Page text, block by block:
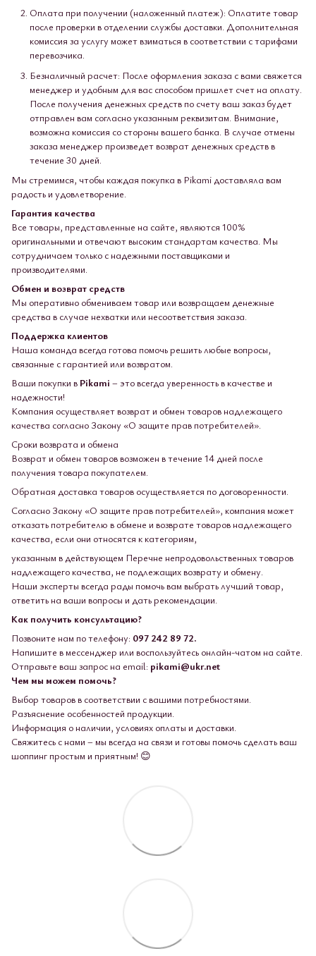
Оплата при получении (наложенный платеж): Оплатите товар
после проверки в отделении службы доставки. Дополнительная
комиссия за услугу может взиматься в соответствии с тарифами
перевозчика.
Безналичный расчет: После оформления заказа с вами свяжется
менеджер и удобным для вас способом пришлет счет на оплату.
После получения денежных средств по счету ваш заказ будет
отправлен вам согласно указанным реквизитам. Внимание,
возможна комиссия со стороны вашего банка. В случае отмены
заказа менеджер произведет возврат денежных средств в
течение 30 дней.
Мы стремимся, чтобы каждая покупка в Pikami доставляла вам
радость и удовлетворение.
Гарантия качества
Все товары, представленные на сайте, являются 100%
оригинальными и отвечают высоким стандартам качества. Мы
сотрудничаем только с надежными поставщиками и
производителями.
Обмен и возврат средств
Мы оперативно обмениваем товар или возвращаем денежные
средства в случае нехватки или несоответствия заказа.
Поддержка клиентов
Наша команда всегда готова помочь решить любые вопросы,
связанные с гарантией или возвратом.
Ваши покупки в Pikami – это всегда уверенность в качестве и
надежности!
Компания осуществляет возврат и обмен товаров надлежащего
качества согласно Закону «О защите прав потребителей».
Сроки возврата и обмена
Возврат и обмен товаров возможен в течение 14 дней после
получения товара покупателем.
Обратная доставка товаров осуществляется по договоренности.
Согласно Закону «О защите прав потребителей», компания может
отказать потребителю в обмене и возврате товаров надлежащего
качества, если они относятся к категориям,
указанным в действующем Перечне непродовольственных товаров
надлежащего качества, не подлежащих возврату и обмену.
Наши эксперты всегда рады помочь вам выбрать лучший товар,
ответить на ваши вопросы и дать рекомендации.
Как получить консультацию?
Позвоните нам по телефону: 097 242 89 72.
Напишите в мессенджер или воспользуйтесь онлайн-чатом на сайте.
Отправьте ваш запрос на email: pikami@ukr.net
Чем мы можем помочь?
Выбор товаров в соответствии с вашими потребностями.
Разъяснение особенностей продукции.
Информация о наличии, условиях оплаты и доставки.
Свяжитесь с нами – мы всегда на связи и готовы помочь сделать ваш
шоппинг простым и приятным! 😊